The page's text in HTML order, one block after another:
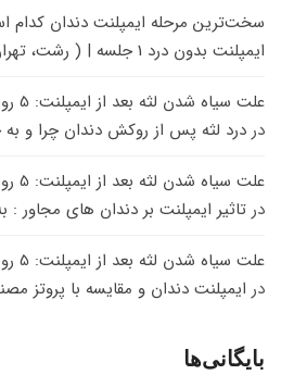
سخت‌ترین مرحله ایمپلنت دندان کدام است؟ 72 ساعت
ایمپلنت بدون درد 1 جلسه | ( رشت، تهران، اصفهان و استانبول)
علت سیاه شدن لثه بعد از ایمپلنت: 5 روش درمان و صورتی شدن لثه
در درد لثه پس از روکش دندان چرا و به
علت سیاه شدن لثه بعد از ایمپلنت: 5 روش درمان و صورتی شدن لثه
در تاثیر ایمپلنت بر دندان های مجاور : به 4 زنگ خطر توجه
علت سیاه شدن لثه بعد از ایمپلنت: 5 روش درمان و صورتی شدن لثه
در ایمپلنت دندان و مقایسه با پروتز مصنوعی و
بایگانی‌ها